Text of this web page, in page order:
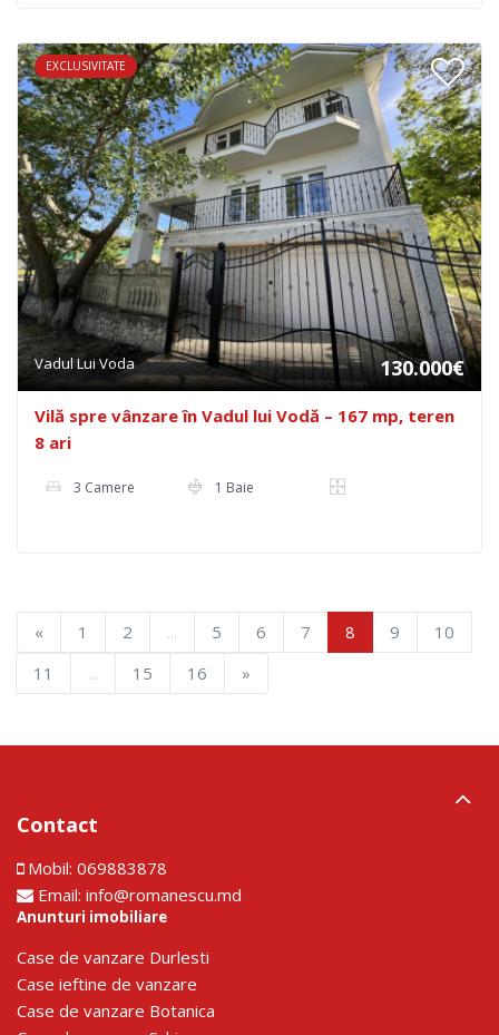
EXCLUSIVITATE
Vadul Lui Voda 130.000€
Vilă spre vânzare în Vadul lui Vodă – 167 mp, teren
8 ari
3 Camere 1 Baie
« 1 2 ... 5 6 7 8 9
10
11
... 15 16 »
Contact
Mobil: 069883878
Email: info@romanescu.md
Anunturi imobiliare
Сase de vanzare Durlesti
Сase ieftine de vanzare
Сase de vanzare Botanica